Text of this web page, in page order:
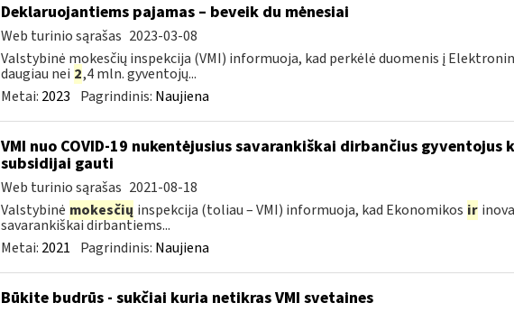
Deklaruojantiems pajamas – beveik du mėnesiai
Web turinio sąrašas 2023-03-08
Valstybinė mokesčių inspekcija (VMI) informuoja, kad perkėlė duomenis į
daugiau nei 2,4 mln. gyventojų...
Metai: 2023 Pagrindinis: Naujiena
VMI nuo COVID-19 nukentėjusius savarankiškai dirbančius
subsidijai gauti
Web turinio sąrašas 2021-08-18
Valstybinė mokesčių inspekcija (toliau – VMI) informuoja, kad Ekonomikos ir
savarankiškai dirbantiems...
Metai: 2021 Pagrindinis: Naujiena
Būkite budrūs - sukčiai kuria netikras VMI svetaines